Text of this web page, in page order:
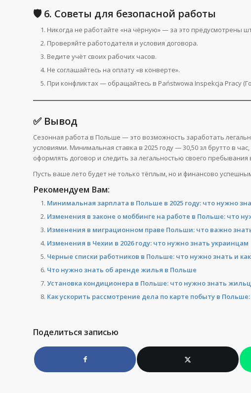
🛡 6. Советы для безопасной работы
Никогда не работайте «на чёрную» — за это предусмотрены
Проверяйте работодателя и условия договора.
Ведите учёт своих рабочих часов.
Не соглашайтесь на оплату «в конверте».
При конфликтах — обращайтесь в Państwowa Inspekcja Pracy
✅ Вывод
Сезонная работа в Польше — это возможность заработать
условиями. Минимальная ставка в 2025 году — 30,50 зл брутто в
оформлять договор и следить за легальностью своего
Пусть ваше лето будет не только тёплым, но и финансово
Рекомендуем Вам:
Минимальная зарплата в Польше в 2025 году: что нужно
Изменения в законе о моббинге на работе в Польше: что
Изменения в миграционном праве Польши: что важно
Изменения в Чехии в 2026 году: что нужно знать украинцам
Черные списки работников в Польше: что нужно знать и
Что нужно знать об аренде жилья в Польше
Установка кондиционера в Польше: что нужно знать
Как ускорить рассмотрение дела по карте побыту в
Поделиться записью